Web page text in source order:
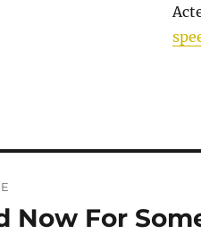
Now For